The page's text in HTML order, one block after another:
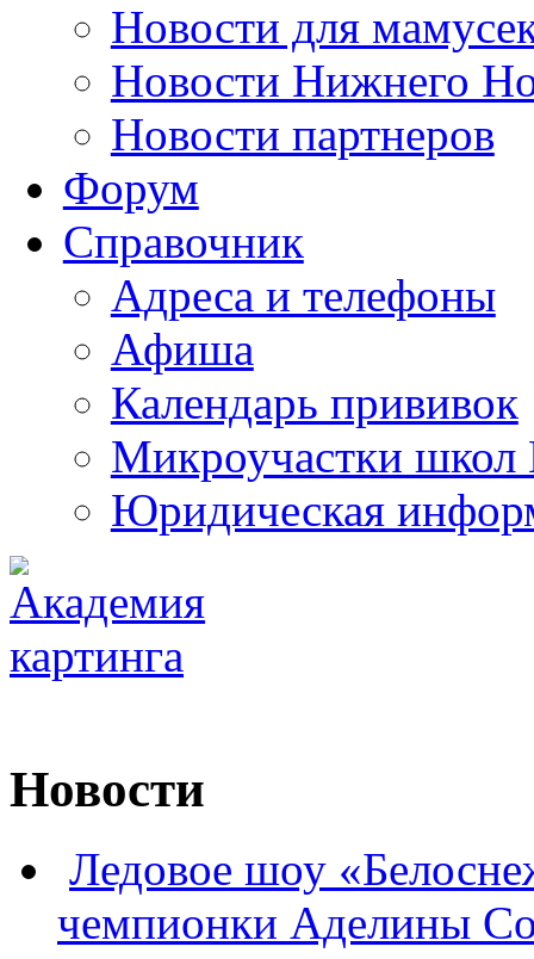
Новости для
Новости Нижнего
Новости партнеров
Форум
Справочник
Адреса и телефоны
Афиша
Календарь прививок
Микроучастки школ
Юридическая
Новости
Ледовое шоу
чемпионки Аделины